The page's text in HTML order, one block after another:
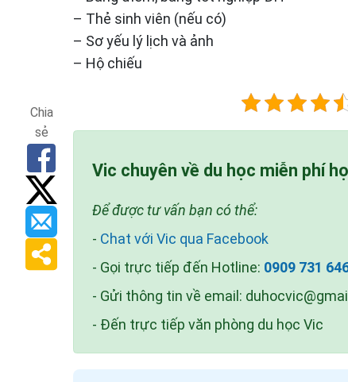
– Thẻ sinh viên (nếu có)
– Sơ yếu lý lịch và ảnh
– Hộ chiếu
Chia
sẻ
Vic chuyên về du học miễn phí
Để được tư vấn bạn có thể:
- Chat với Vic qua Facebook
- Gọi trực tiếp đến Hotline: 0909 731
- Gửi thông tin về email:
- Đến trực tiếp văn phòng du học Vic